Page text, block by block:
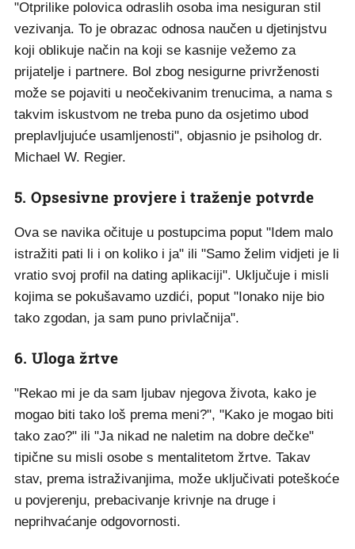
"Otprilike polovica odraslih osoba ima nesiguran stil
vezivanja. To je obrazac odnosa naučen u djetinjstvu
koji oblikuje način na koji se kasnije vežemo za
prijatelje i partnere. Bol zbog nesigurne privrženosti
može se pojaviti u neočekivanim trenucima, a nama s
takvim iskustvom ne treba puno da osjetimo ubod
preplavljujuće usamljenosti", objasnio je psiholog dr.
Michael W. Regier.
5. Opsesivne provjere i traženje potvrde
Ova se navika očituje u postupcima poput "Idem malo
istražiti pati li i on koliko i ja" ili "Samo želim vidjeti je li
vratio svoj profil na dating aplikaciji". Uključuje i misli
kojima se pokušavamo uzdići, poput "Ionako nije bio
tako zgodan, ja sam puno privlačnija".
6. Uloga žrtve
"Rekao mi je da sam ljubav njegova života, kako je
mogao biti tako loš prema meni?", "Kako je mogao biti
tako zao?" ili "Ja nikad ne naletim na dobre dečke"
tipične su misli osobe s mentalitetom žrtve. Takav
stav, prema istraživanjima, može uključivati poteškoće
u povjerenju, prebacivanje krivnje na druge i
neprihvaćanje odgovornosti.